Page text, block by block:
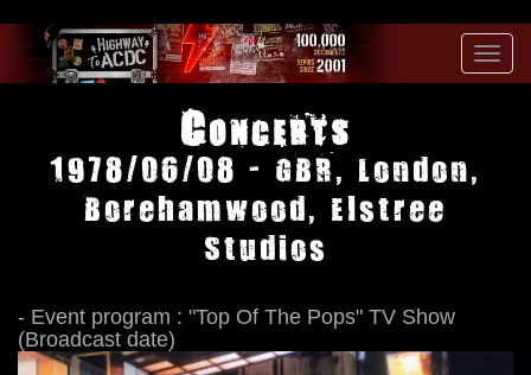
Concerts
1978/06/08 - GBR, London,
Borehamwood, Elstree
Studios
- Event program : "Top Of The Pops" TV Show
(Broadcast date)